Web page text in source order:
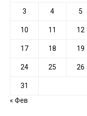
3 4 5
10 11 12
17 18 19
24 25 26
31
« Фев